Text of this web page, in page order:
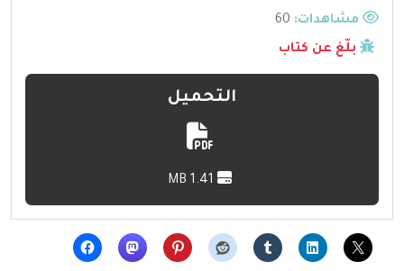
مشاهدات:
بلّغ عن كتاب
التحميل